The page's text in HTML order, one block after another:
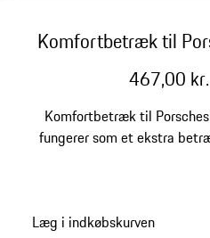
Komfortbetræk til
467,00 kr.
Komfortbetræk til
fungerer som et ekstra
Læg i indkøbskurven